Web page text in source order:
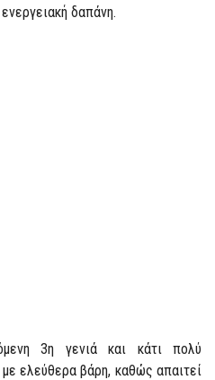
δαπάνη.
3η γενιά και κάτι πολύ
ελεύθερα βάρη, καθώς απαιτεί